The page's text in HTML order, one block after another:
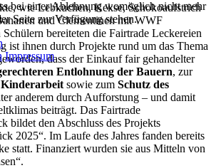
wie Lebkuchen, Kekse, Schokoaufstrich
und Clementinen mit WWF
bereiteten die Fairtrade Leckereien
ist ihnen durch Projekte rund um das Thema
dass der Einkauf fair gehandelter
Entlohnung der Bauern, zur
sowie zum Schutz des
anderem durch Aufforstung – und damit
beiträgt. Das Fairtrade
bildet den Abschluss des Projekts
2025“. Im Laufe des Jahres fanden bereits
statt. Finanziert wurden sie aus Mitteln von
bei einer Ablehnung womöglich nicht mehr
Seite zur Verfügung stehen.
Impressum